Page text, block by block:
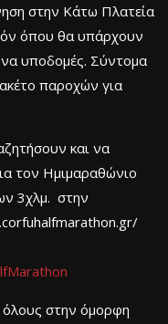
στην Κάτω Πλατεία
όπου θα υπάρχουν
υποδομές. Σύντομα
παροχών για
και να
τον Ημιμαραθώνιο
3χλμ. στην
στην όμορφη